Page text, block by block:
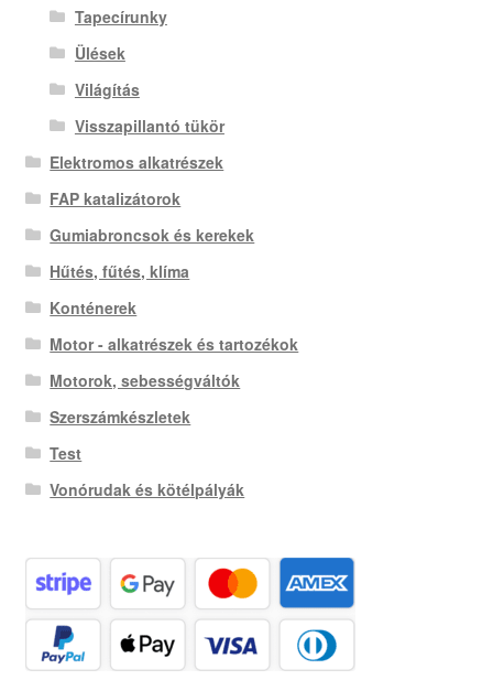
Tapecírunky
Ülések
Világítás
Visszapillantó tükör
Elektromos alkatrészek
FAP katalizátorok
Gumiabroncsok és kerekek
Hűtés, fűtés, klíma
Konténerek
Motor - alkatrészek és tartozékok
Motorok, sebességváltók
Szerszámkészletek
Test
Vonórudak és kötélpályák